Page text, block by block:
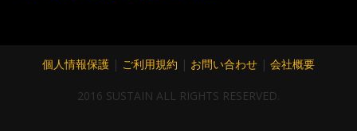
個人情報保護 | ご利用規約 | お問い合わせ | 会社概要
2016 SUSTAIN ALL RIGHTS RESERVED.